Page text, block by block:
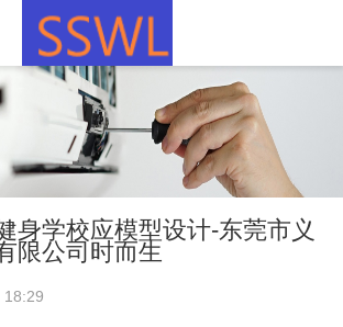
身学校应模型设计-东莞市义
限公司时而生
18:29